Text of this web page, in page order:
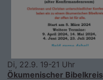
Di, 22.9. 19-21 Uhr
Ökumenischer Bibelkreis